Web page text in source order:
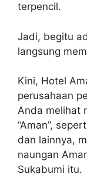
terpencil.
Jadi, begitu
langsung
Kini, Hotel
perusahaan
Anda melihat
“Aman”,
dan lainnya,
naungan
Sukabumi itu.